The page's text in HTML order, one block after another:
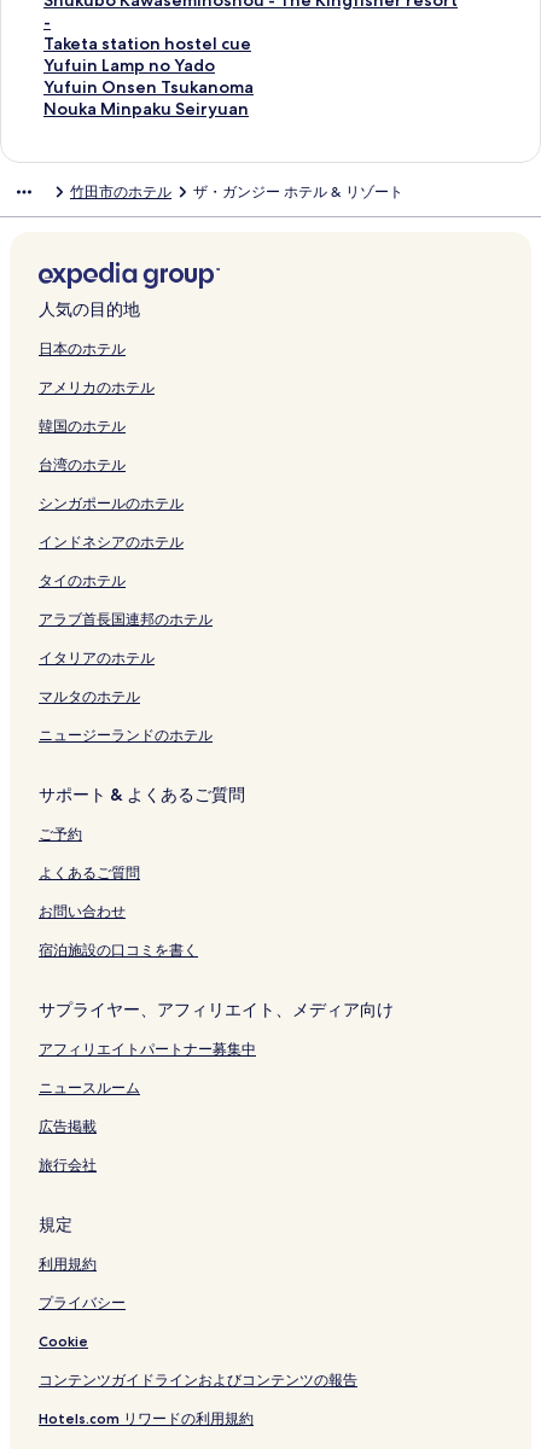
ジ
を
開
く
リ
ジ
を
開
く
リ
リ
ン
ク
U
F
U
I
N
ジ
を
リ
ン
ク
の
ペ
ー
ジ
を
ン
ク
n
g
o
O
h
o
e
l
の
ペ
ジ
開
く
リ
ン
E
S
U
の
ペ
開
く
ク
の
ペ
ー
ジ
を
ン
ク
s
K
A
I
Y
n
ー
ジ
を
開
リ
ク
V
I
L
L
A
O
T
の
ペ
ー
ジ
開
リ
ン
ク
y
u
の
ペ
ー
く
リ
u
i
n
の
ペ
開
く
ク
o
e
n
c
a
g
s
o
t
a
a
t
o
h
s
i
ペ
ー
ジ
を
く
ク
C
l
u
b
K
の
ペ
を
開
く
リ
ク
u
m
e
g
u
t
S
a
k
u
n
の
ペ
ー
を
く
ン
ク
t
a
b
i
R
t
d
g
K
y
k
a
w
a
ペ
ジ
開
く
リ
ン
r
i
n
o
m
Y
o
Y
f
i
H
a
n
a
o
h
の
ペ
ー
ジ
開
ン
ク
i
n
R
y
o
o
k
u
の
ペ
ジ
開
く
リ
ン
u
i
n
H
o
h
o
k
n
ペ
ジ
を
開
く
ン
o
k
a
n
Y
a
ペ
ー
ジ
を
く
ン
ク
-h
u
k
u
b
a
m
i
o
h
u
-
T
h
K
n
f
i
s
h
r
s
o
r
t
の
ー
を
開
く
リ
ン
Taketa station hostel cue
T
a
k
e
a
o
n
o
t
l
c
u
e
ペ
ジ
開
く
リ
ン
Yufuin Lamp no Yado
Y
u
f
a
n
o
a
o
ペ
ー
ジ
を
く
ン
Yufuin Onsen Tsukanoma
Y
u
O
e
n
s
k
n
o
m
a
ペ
ジ
開
く
リ
ン
Nouka Minpaku Seiryuan
N
M
p
a
u
e
r
y
u
a
の
ー
を
開
く
リ
ク
竹田市のホテル ザ・ガンジー ホテル & リゾート
人気の目的地
日本のホテル
アメリカのホテル
韓国のホテル
台湾のホテル
シンガポールのホテル
インドネシアのホテル
タイのホテル
アラブ首長国連邦のホテル
イタリアのホテル
マルタのホテル
ニュージーランドのホテル
サポート & よくあるご質問
ご予約
よくあるご質問
お問い合わせ
宿泊施設の口コミを書く
サプライヤー、アフィリエイト、メディア向け
アフィリエイトパートナー募集中
ニュースルーム
広告掲載
旅行会社
規定
利用規約
プライバシー
Cookie
コンテンツガイドラインおよびコンテンツの報告
Hotels.com リワードの利用規約